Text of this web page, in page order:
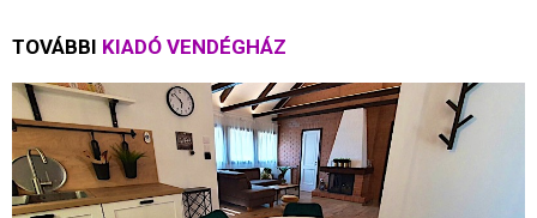
TOVÁBBI KIADÓ VENDÉGHÁZ